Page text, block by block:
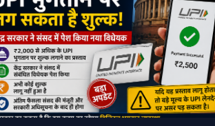
April 28, 2026 • 1 min read